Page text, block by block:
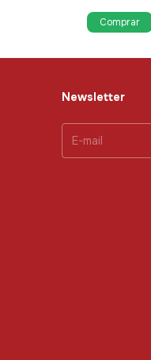
Newsletter